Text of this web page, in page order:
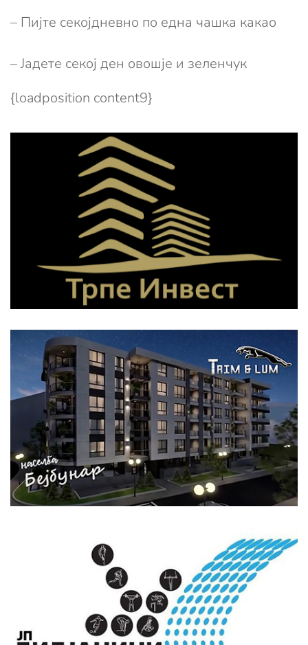
– Пијте секојдневно по една чашка какао
– Јадете секој ден овошје и зеленчук
{loadposition content9}